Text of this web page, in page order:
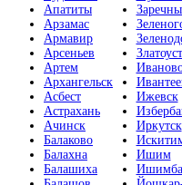
Апатиты
Арзамас
Армавир
Арсеньев
Артем
Архангельск
Асбест
Астрахань
Ачинск
Балаково
Балахна
Балашиха
Златоуст
Ижевск
Иркутск
Ишим